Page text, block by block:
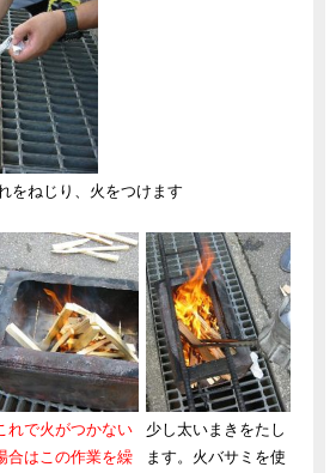
をねじり、火をつけます
れで火がつかない
合はこの作業を繰
少し太いまきをたし
ます。火バサミを使